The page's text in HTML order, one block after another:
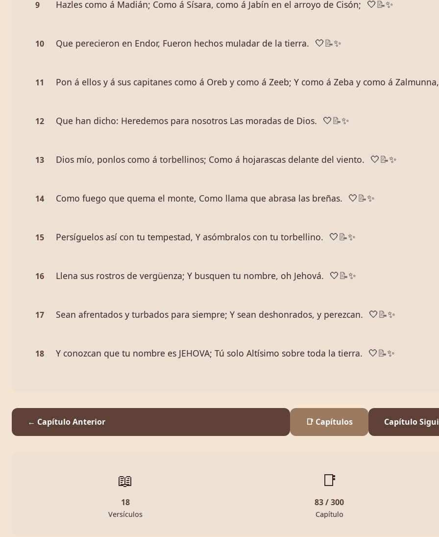
9 Hazles como á Madián; Como á Sísara, como á Jabín en el arroyo de Cisón; 🤍 📝✨
10 Que perecieron en Endor, Fueron hechos muladar de la tierra. 🤍 📝✨
11 Pon á ellos y á sus capitanes como á Oreb y como á Zeeb; Y como á Zeba y como á
12 Que han dicho: Heredemos para nosotros Las moradas de Dios. 🤍 📝✨
13 Dios mío, ponlos como á torbellinos; Como á hojarascas delante del viento. 🤍 📝✨
14 Como fuego que quema el monte, Como llama que abrasa las breñas. 🤍 📝✨
15 Persíguelos así con tu tempestad, Y asómbralos con tu torbellino. 🤍 📝✨
16 Llena sus rostros de vergüenza; Y busquen tu nombre, oh Jehová. 🤍 📝✨
17 Sean afrentados y turbados para siempre; Y sean deshonrados, y perezcan. 🤍 📝✨
18 Y conozcan que tu nombre es JEHOVA; Tú solo Altísimo sobre toda la tierra. 🤍 📝✨
← Capítulo Anterior 📑 Capítulos Capítulo
📖
18
Versículos
📑
83 / 300
Capítulo